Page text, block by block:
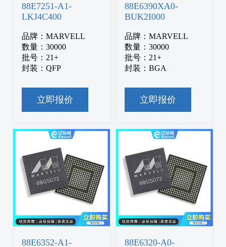
88E7251-A1-
LKJ4C400
品牌：MARVELL
数量：30000
批号：21+
封装：QFP
立即报价
88E6390XA0-
BUK2I000
品牌：MARVELL
数量：30000
批号：21+
封装：BGA
立即报价
88E6352-A1-
88E6320-A0-